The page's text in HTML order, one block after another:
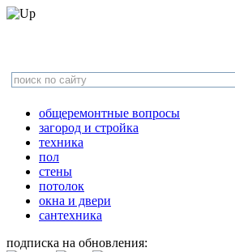
общеремонтные вопросы
загород и стройка
техника
пол
стены
потолок
окна и двери
сантехника
подписка на обновления: